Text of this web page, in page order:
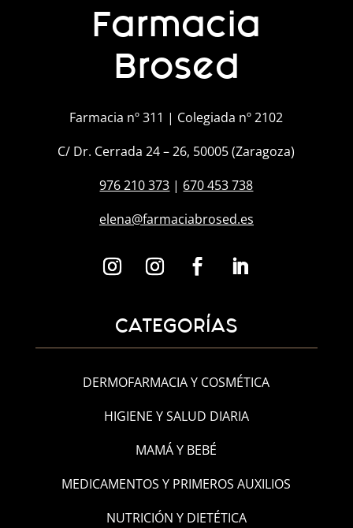
Farmacia
Brosed
Farmacia nº 311 | Colegiada nº 2102
C/ Dr. Cerrada 24 – 26, 50005 (Zaragoza)
976 210 373 | 670 453 738
elena@farmaciabrosed.es
CATEGORÍAS
DERMOFARMACIA Y COSMÉTICA
HIGIENE Y SALUD DIARIA
MAMÁ Y BEBÉ
MEDICAMENTOS Y PRIMEROS AUXILIOS
NUTRICIÓN Y DIETÉTICA